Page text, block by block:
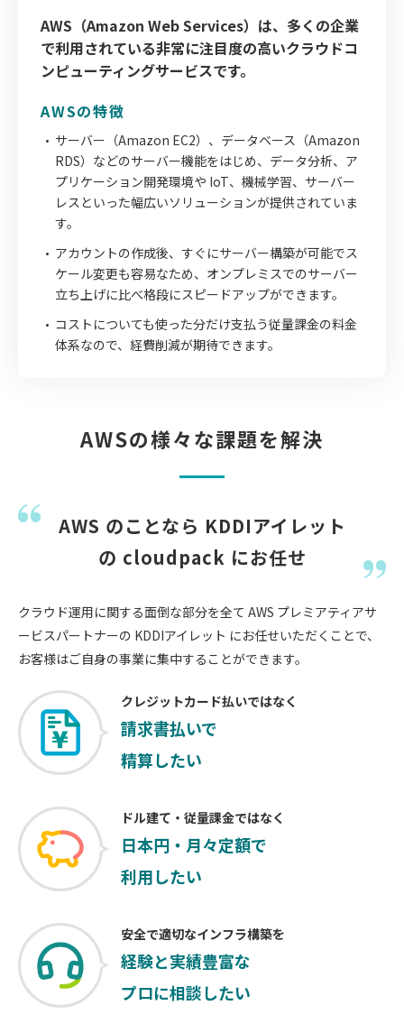
AWS（Amazon Web Services）は、多くの企業
で利用されている非常に注目度の高いクラウドコ
ンピューティングサービスです。
AWSの特徴
サーバー（Amazon EC2）、データベース（Amazon
RDS）などのサーバー機能をはじめ、データ分析、ア
プリケーション開発環境や IoT、機械学習、サーバー
レスといった幅広いソリューションが提供されていま
す。
アカウントの作成後、すぐにサーバー構築が可能でス
ケール変更も容易なため、オンプレミスでのサーバー
立ち上げに比べ格段にスピードアップができます。
コストについても使った分だけ支払う従量課金の料金
体系なので、経費削減が期待できます。
AWSの様々な課題を解決
AWS のことなら KDDIアイレット
の cloudpack にお任せ
クラウド運用に関する面倒な部分を全て AWS プレミアティアサ
ービスパートナーの KDDIアイレット にお任せいただくことで、
お客様はご自身の事業に集中することができます。
クレジットカード払いではなく
請求書払いで
精算したい
ドル建て・従量課金ではなく
日本円・月々定額で
利用したい
安全で適切なインフラ構築を
経験と実績豊富な
プロに相談したい